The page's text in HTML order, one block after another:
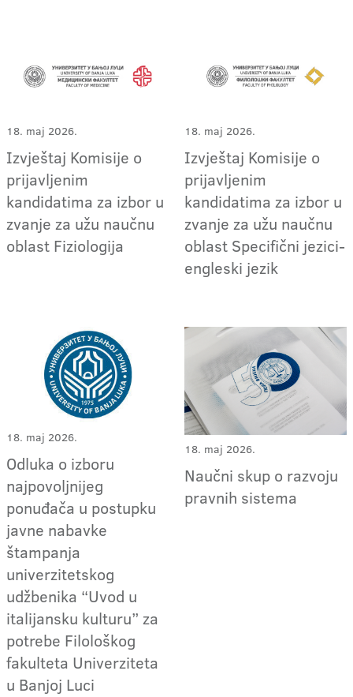
18. maj 2026.
Izvještaj Komisije o
prijavljenim
kandidatima za izbor u
zvanje za užu naučnu
oblast Fiziologija
18. maj 2026.
Izvještaj Komisije o
prijavljenim
kandidatima za izbor u
zvanje za užu naučnu
oblast Specifični jezici-
engleski jezik
18. maj 2026.
Odluka o izboru
najpovoljnijeg
ponuđača u postupku
javne nabavke
štampanja
univerzitetskog
udžbenika “Uvod u
italijansku kulturu” za
potrebe Filološkog
fakulteta Univerziteta
u Banjoj Luci
18. maj 2026.
Naučni skup o razvoju
pravnih sistema